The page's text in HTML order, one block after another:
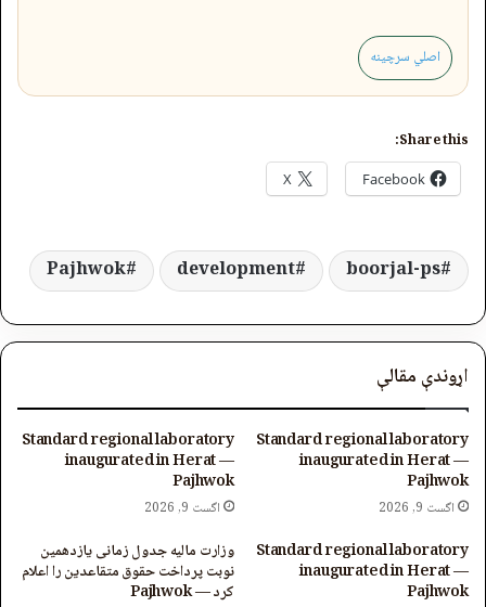
اصلي سرچینه
Share this:
Facebook
X
boorjal-ps
development
Pajhwok
اړوندې مقالې
Standard regional laboratory
inaugurated in Herat —
Pajhwok
اگست 9, 2026
Standard regional laboratory
inaugurated in Herat —
Pajhwok
اگست 9, 2026
Standard regional laboratory
inaugurated in Herat —
Pajhwok
وزارت مالیه جدول زمانی یازدهمین
نوبت پرداخت حقوق متقاعدین را اعلام
کرد — Pajhwok